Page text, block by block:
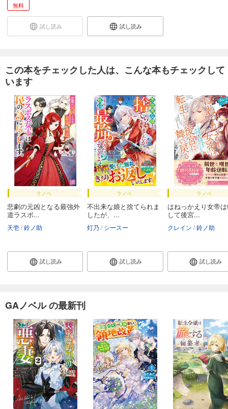
無料
試し読み 試し読み
この本をチェックした人は、こんな本もチェックして
います
ラノベ
悲劇の元凶となる最強外
道ラスボ...
天壱 鈴ノ助
試し読み
ラノベ
不出来な娘と捨てられま
したが、...
灯乃 シースー
試し読み
ラノベ
はねっかえり女帝
して後宮...
クレイン 鈴ノ助
試し読み
GAノベル の最新刊